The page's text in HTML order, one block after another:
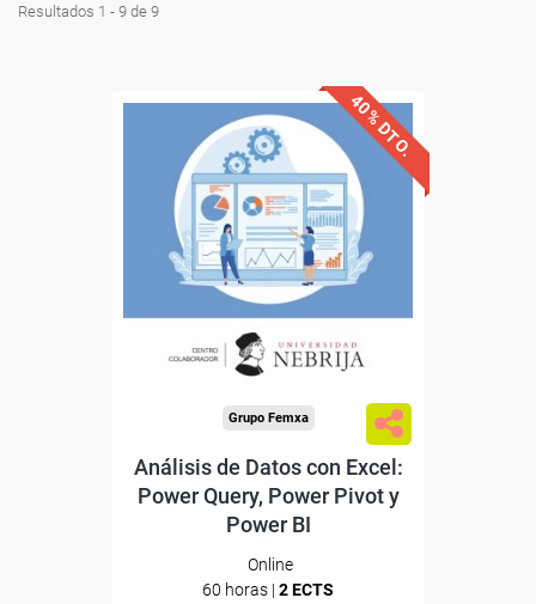
Resultados 1 - 9 de 9
40% DTO.
Descuentos especiales
Sin requisitos de acceso
Doble titulación
Compra segura
Grupo Femxa
Análisis de Datos con Excel:
Power Query, Power Pivot y
Power BI
Online
60 horas | 2 ECTS